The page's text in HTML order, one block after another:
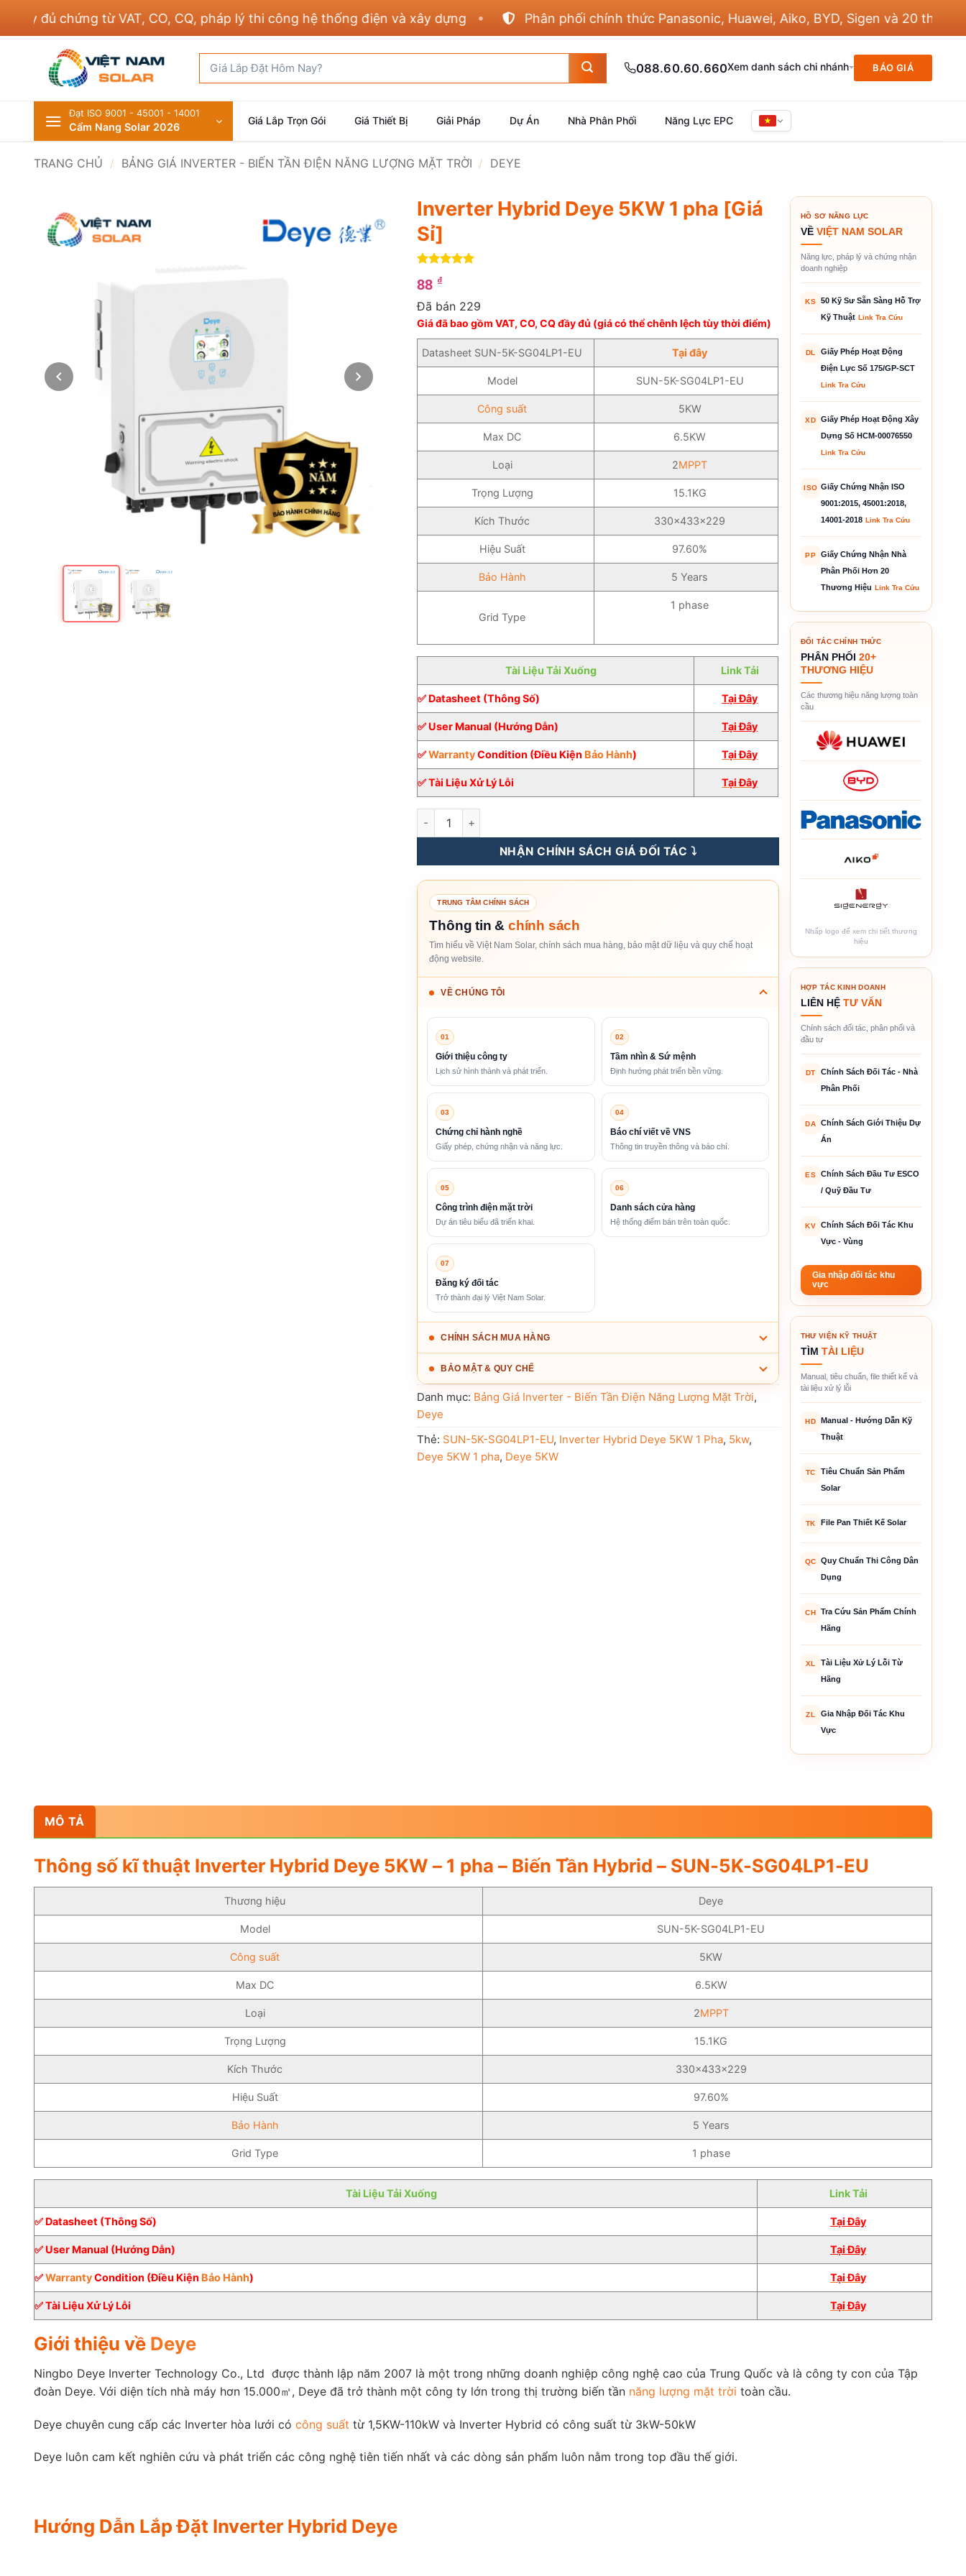
đủ chứng từ VAT, CO, CQ, pháp lý thi công hệ thống điện và xây dựng Phân phối chính thức Panasonic, Huawei, Aiko, BYD, Sigen và 20 thương hiệu
kiếm:
088.60.60.660Xem danh sách chi nhánh BÁO GIÁ
Đạt ISO 9001 - 45001 - 14001
Cẩm Nang Solar 2026 Giá Lắp Trọn Gói Giá Thiết Bị Giải Pháp Dự Án Nhà Phân Phối Năng Lực EPC
TRANG CHỦ / BẢNG GIÁ INVERTER - BIẾN TẦN ĐIỆN NĂNG LƯỢNG MẶT TRỜI / DEYE
Inverter Hybrid Deye 5KW 1 pha [Giá
Sỉ]
trên 5
dựa trên
88 ₫
Đã bán 229
Giá đã bao gồm VAT, CO, CQ đầy đủ (giá có thể chênh lệch tùy thời điểm)
Datasheet SUN-5K-SG04LP1-EU Tại đây
Model SUN-5K-SG04LP1-EU
Công suất 5KW
Max DC 6.5KW
Loại 2MPPT
Trọng Lượng 15.1KG
Kích Thước 330×433×229
Hiệu Suất 97.60%
Bảo Hành 5 Years
Grid Type
1 phase
Tài Liệu Tải Xuống Link Tải
✅ Datasheet (Thông Số) Tại Đây
✅ User Manual (Hướng Dẫn) Tại Đây
✅WarrantyCondition (Điều Kiện Bảo Hành) TạiĐây
✅ Tài Liệu Xử Lý Lỗi Tại Đây
Inverter Hybrid Deye 5KW 1 pha [Giá Sỉ] số lượng
NHẬN CHÍNH SÁCH GIÁ ĐỐI TÁC ⤵️
TRUNG TÂM CHÍNH SÁCH
Thông tin & chính sách
Tìm hiểu về Việt Nam Solar, chính sách mua hàng, bảo mật dữ liệu và quy chế hoạt
động website.
VỀ CHÚNG TÔI
01
Giới thiệu công ty
Lịch sử hình thành và phát triển.
02
Tầm nhìn & Sứ mệnh
Định hướng phát triển bền vững.
03
Chứng chỉ hành nghề
Giấy phép, chứng nhận và năng lực.
04
Báo chí viết về VNS
Thông tin truyền thông và báo chí.
05
Công trình điện mặt trời
Dự án tiêu biểu đã triển khai.
06
Danh sách cửa hàng
Hệ thống điểm bán trên toàn quốc.
07
Đăng ký đối tác
Trở thành đại lý Việt Nam Solar.
CHÍNH SÁCH MUA HÀNG
BẢO MẬT & QUY CHẾ
Danh mục: Bảng Giá Inverter - Biến Tần Điện Năng Lượng Mặt Trời,
Deye
Thẻ: SUN-5K-SG04LP1-EU, Inverter Hybrid Deye 5KW 1 Pha, 5kw,
Deye 5KW 1 pha, Deye 5KW
HỒ SƠ NĂNG LỰC
VỀ VIỆT NAM SOLAR
Năng lực, pháp lý và chứng nhận
doanh nghiệp
KS
50 Kỹ Sư Sẵn Sàng Hỗ Trợ
Kỹ Thuật Link Tra Cứu
DL
Giấy Phép Hoạt Động
Điện Lực Số 175/GP-SCT
Link Tra Cứu
XD
Giấy Phép Hoạt Động Xây
Dựng Số HCM-00076550
Link Tra Cứu
ISO Giấy Chứng Nhận ISO
9001:2015, 45001:2018,
14001-2018 Link Tra Cứu
PP
Giấy Chứng Nhận Nhà
Phân Phối Hơn 20
Thương Hiệu Link Tra Cứu
ĐỐI TÁC CHÍNH THỨC
PHÂN PHỐI 20+
THƯƠNG HIỆU
Các thương hiệu năng lượng toàn
cầu
Nhấp logo để xem chi tiết thương
hiệu
HỢP TÁC KINH DOANH
LIÊN HỆ TƯ VẤN
Chính sách đối tác, phân phối và
đầu tư
DT
Chính Sách Đối Tác - Nhà
Phân Phối
DA
Chính Sách Giới Thiệu Dự
Án
ES
Chính Sách Đầu Tư ESCO
/ Quỹ Đầu Tư
KV
Chính Sách Đối Tác Khu
Vực - Vùng
Gia nhập đối tác khu
vực
THƯ VIỆN KỸ THUẬT
TÌM TÀI LIỆU
Manual, tiêu chuẩn, file thiết kế và
tài liệu xử lý lỗi
HD
Manual - Hướng Dẫn Kỹ
Thuật
TC
Tiêu Chuẩn Sản Phẩm
Solar
TK File Pan Thiết Kế Solar
QC
Quy Chuẩn Thi Công Dân
Dụng
CH
Tra Cứu Sản Phẩm Chính
Hãng
XL
Tài Liệu Xử Lý Lỗi Từ
Hãng
ZL
Gia Nhập Đối Tác Khu
Vực
MÔ TẢ
Thông số kĩ thuật Inverter Hybrid Deye 5KW – 1 pha – Biến Tần Hybrid – SUN-5K-SG04LP1-EU
Thương hiệu Deye
Model SUN-5K-SG04LP1-EU
Công suất 5KW
Max DC 6.5KW
Loại 2MPPT
Trọng Lượng 15.1KG
Kích Thước 330×433×229
Hiệu Suất 97.60%
Bảo Hành 5 Years
Grid Type 1 phase
Tài Liệu Tải Xuống Link Tải
✅ Datasheet (Thông Số) Tại Đây
✅ User Manual (Hướng Dẫn) Tại Đây
✅WarrantyCondition (Điều Kiện Bảo Hành) TạiĐây
✅ Tài Liệu Xử Lý Lỗi Tại Đây
Giới thiệu về Deye
Ningbo Deye Inverter Technology Co., Ltd được thành lập năm 2007 là một trong những doanh nghiệp công nghệ cao của Trung Quốc và là công ty con của Tập
đoàn Deye. Với diện tích nhà máy hơn 15.000㎡, Deye đã trở thành một công ty lớn trong thị trường biến tần năng lượng mặt trời toàn cầu.
Deye chuyên cung cấp các Inverter hòa lưới có công suất từ ​​1,5KW-110kW và Inverter Hybrid có công suất từ 3kW-50kW
Deye luôn cam kết nghiên cứu và phát triển các công nghệ tiên tiến nhất và các dòng sản phẩm luôn nằm trong top đầu thế giới.
Hướng Dẫn Lắp Đặt Inverter Hybrid Deye